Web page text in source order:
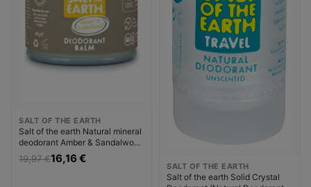
SALT OF THE EARTH
Salt of the earth Natural mineral
deodorant Amber & Sandalwood
(Deodorant Balm) Dezodorantas
Dezodorantas ir
19,97 €16,16 €
SALT OF THE EARTH
Salt of the earth Solid Crystal